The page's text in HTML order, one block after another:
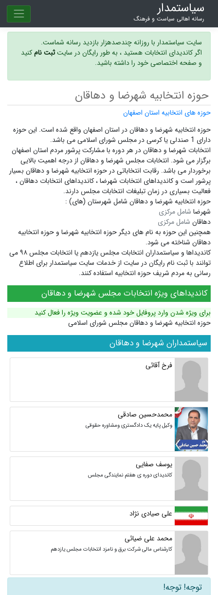
سیاستمدار
رسانه اهالی سیاست و فرهنگ
سایت سیاستمدار با روزانه چندصدهزار بازدید رسانه شماست.
اگر کاندیدای انتخابات هستید ، به طور رایگان در سایتثبت نامکنید
و صفحه اختصاصی خود را داشته باشید.
حوزه انتخابیه شهرضا و دهاقان
حوزه های انتخابیه استان اصفهان
حوزه انتخابیه شهرضا و دهاقان در استان اصفهان واقع شده است. این حوزه
دارای 1 صندلی یا کرسی در مجلس شورای اسلامی می باشد.
انتخابات شهرضا و دهاقان در هر دوره با مشارکت پرشور مردم استان اصفهان
برگزار می شود. انتخابات مجلس شهرضا و دهاقان از درجه اهمیت بالایی
برخوردار می باشد. رقابت انتخاباتی در حوزه انتخابیه شهرضا و دهاقان بسیار
پرشور است و کاندیداهای انتخابات شهرضا ،کاندیداهای انتخابات دهاقان ،
فعالیت بسیاری در زمان تبلیغات انتخابات مجلس دارند.
حوزه انتخابیه شهرضا و دهاقان شامل شهرستان (های) :
شهرضا شامل مرکزی
دهاقان شامل مرکزی
همچنین این حوزه به نام های دیگر حوزه انتخابیه شهرضا و حوزه انتخابیه
دهاقان شناخته می شود.
کاندیداها و سیاستمداران انتخابات مجلس یازدهم یا انتخابات مجلس ۹۸ می
توانند با ثبت نام رایگان در سایت از خدمات سایت سیاستمدار برای اطلاع
رسانی به مردم شریف حوزه انتخابیه استفاده کنند.
کاندیداهای ویژه انتخابات مجلس شهرضا و دهاقان
برای ویژه شدن وارد پروفایل خود شده و عضویت ویژه را فعال کنید
حوزه انتخابیه شهرضا و دهاقان مجلس شورای اسلامی
سیاستمداران شهرضا و دهاقان
فرخ آقائی
محمدحسین صادقی
وکیل پایه یک دادگستری ومشاوره حقوقی
یوسف صفایی
کاندیدای دوره ی هفتم نمایندگی مجلس
علی صیادی نژاد
محمد علی ضیائی
کارشناس مالی شرکت برق و نامزد انتخابات مجلس یازدهم
توجه! توجه!